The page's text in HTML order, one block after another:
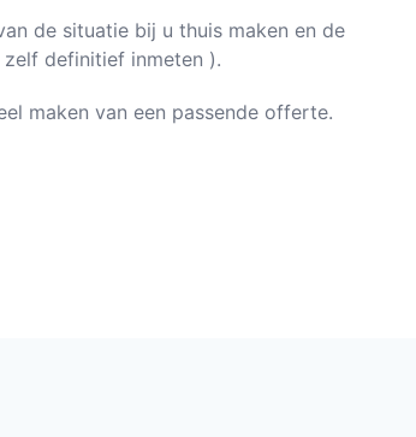
de situatie bij u thuis maken en de
definitief inmeten ).
maken van een passende offerte.